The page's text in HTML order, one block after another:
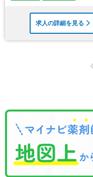
求人の詳細を見る